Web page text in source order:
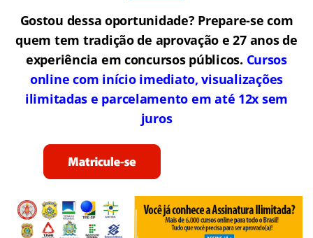
Gostou dessa oportunidade? Prepare-se com
quem tem tradição de aprovação e 27 anos de
experiência em concursos públicos. Cursos
online com início imediato, visualizações
ilimitadas e parcelamento em até 12x sem
juros